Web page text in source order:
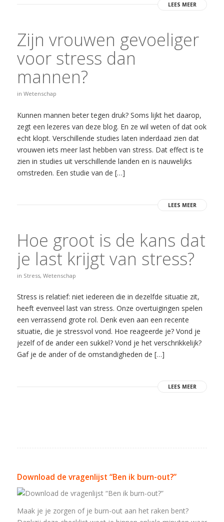
LEES MEER
Zijn vrouwen gevoeliger
voor stress dan
mannen?
in Wetenschap
Kunnen mannen beter tegen druk? Soms lijkt het daarop,
zegt een lezeres van deze blog. En ze wil weten of dat ook
echt klopt. Verschillende studies laten inderdaad zien dat
vrouwen iets meer last hebben van stress. Dat effect is te
zien in studies uit verschillende landen en is nauwelijks
omstreden. Een studie van de […]
LEES MEER
Hoe groot is de kans dat
je last krijgt van stress?
in Stress, Wetenschap
Stress is relatief: niet iedereen die in dezelfde situatie zit,
heeft evenveel last van stress. Onze overtuigingen spelen
een verrassend grote rol. Denk even aan een recente
situatie, die je stressvol vond. Hoe reageerde je? Vond je
jezelf of de ander een sukkel? Vond je het verschrikkelijk?
Gaf je de ander of de omstandigheden de […]
LEES MEER
Download de vragenlijst “Ben ik burn-out?”
Maak je je zorgen of je burn-out aan het raken bent?